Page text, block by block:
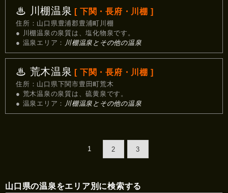
♨ 川棚温泉 [ 下関・長府・川棚 ]
住所：山口県豊浦郡豊浦町川棚
● 川棚温泉の泉質は、塩化物泉です。
● 温泉エリア： 川棚温泉とその他の温泉
♨ 荒木温泉 [ 下関・長府・川棚 ]
住所：山口県下関市豊田町荒木
● 荒木温泉の泉質は、硫黄泉です。
● 温泉エリア： 川棚温泉とその他の温泉
1 2 3
山口県の温泉をエリア別に検索する